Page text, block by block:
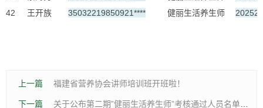
42
王开族 35032219850921**** 健丽生活养生师
上一篇 福建省营养协会讲师培训班开班啦！
关于公布第二期”健丽生活养生师”考核通过人员名单的通知
下一篇